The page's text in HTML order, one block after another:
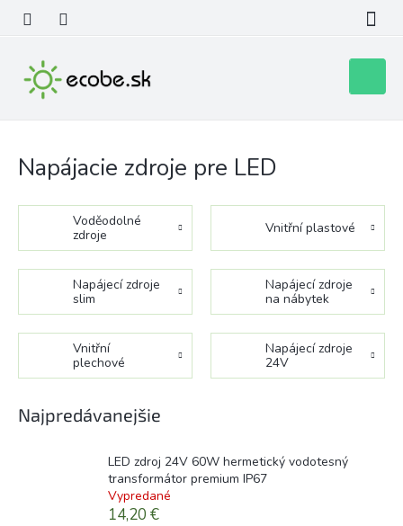
obsah
košík
Napájacie zdroje pre LED
Voděodolné
zdroje
Vnitřní plastové
Napájecí zdroje
slim
Napájecí zdroje
na nábytek
Vnitřní
plechové
Napájecí zdroje
24V
Najpredávanejšie
LED zdroj 24V 60W hermetický vodotesný
transformátor premium IP67
Vypredané
14,20 €